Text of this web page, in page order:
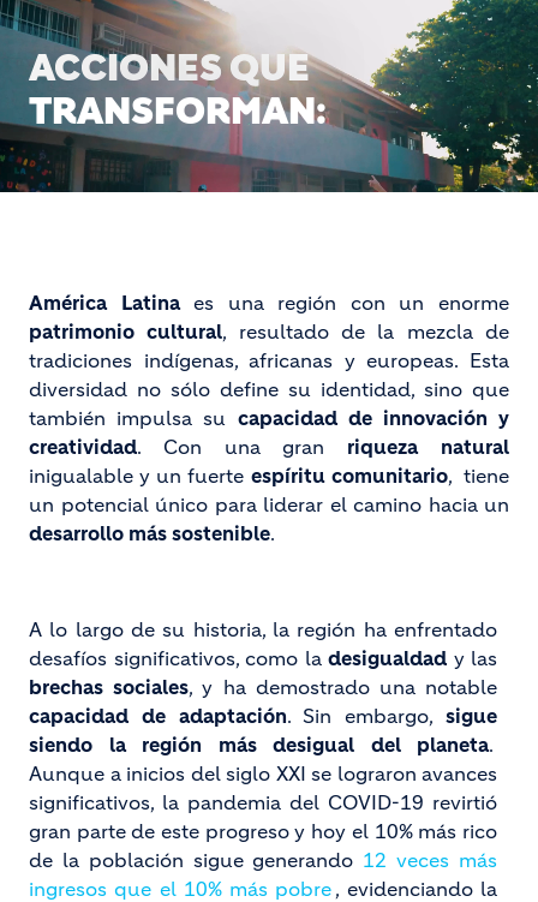
Pasar al contenido
BLOCK MEDIA
100.00%
ACCIONES QUE
TRANSFORMAN:
América Latinaes una región con un enorme
patrimonio cultural, resultado de la mezcla de
tradiciones indígenas, africanas y europeas. Esta
diversidad no sólo define su identidad, sino que
también impulsa su capacidad de innovación y
creatividad. Con una gran riqueza natural
inigualable y un fuerte espíritu comunitario, tiene
un potencial único para liderar el camino hacia un
desarrollo más sostenible.
A lo largo de su historia, la región ha enfrentado
desafíos significativos, como la desigualdad y las
brechas sociales, y ha demostrado una notable
capacidad de adaptación. Sin embargo,sigue
siendo la región más desigual del planeta.
Aunque a inicios del siglo XXI se lograron avances
significativos, la pandemia del COVID-19 revirtió
gran parte de este progreso y hoy el 10% más rico
de la población sigue generando 12 veces más
ingresos que el 10% más pobre , evidenciando la